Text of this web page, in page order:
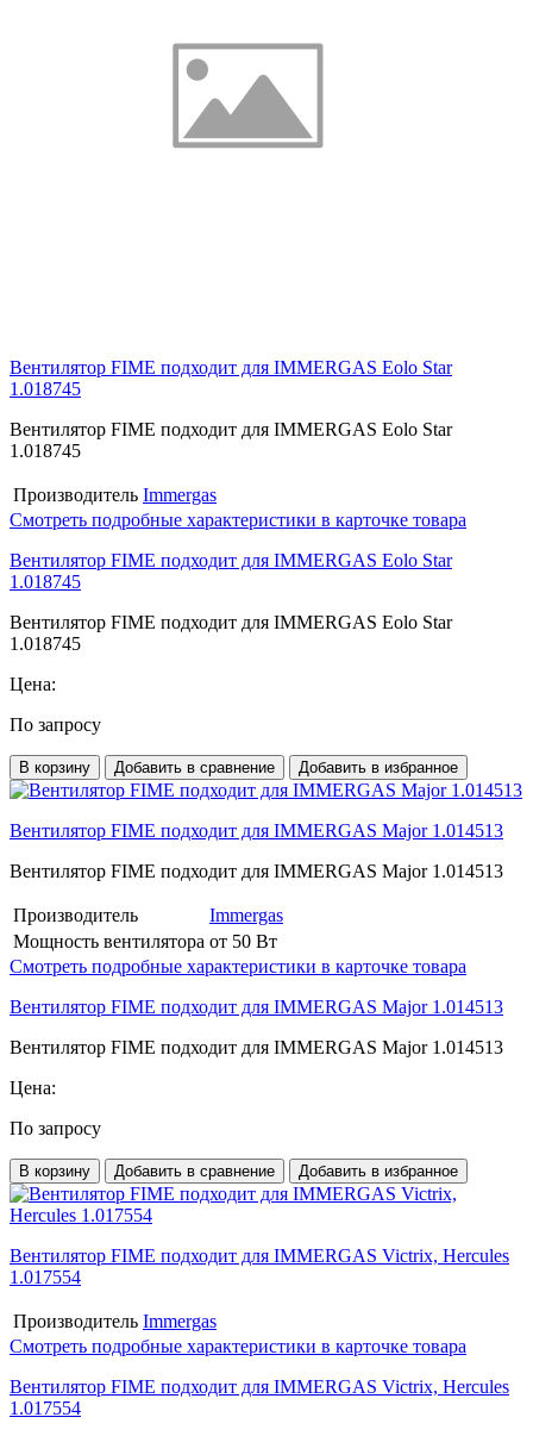
Вентилятор FIME подходит для IMMERGAS Eolo Star
1.018745
Вентилятор FIME подходит для IMMERGAS Eolo Star
1.018745
Производитель Immergas
Смотреть подробные характеристики в карточке товара
Вентилятор FIME подходит для IMMERGAS Eolo Star
1.018745
Вентилятор FIME подходит для IMMERGAS Eolo Star
1.018745
Цена:
По запросу
В корзину Добавить в сравнение Добавить в избранное
Вентилятор FIME подходит для IMMERGAS Major 1.014513
Вентилятор FIME подходит для IMMERGAS Major 1.014513
Производитель
Immergas
Мощность вентилятора от 50 Вт
Смотреть подробные характеристики в карточке товара
Вентилятор FIME подходит для IMMERGAS Major 1.014513
Вентилятор FIME подходит для IMMERGAS Major 1.014513
Цена:
По запросу
В корзину Добавить в сравнение Добавить в избранное
Вентилятор FIME подходит для IMMERGAS Victrix, Hercules
1.017554
Производитель Immergas
Смотреть подробные характеристики в карточке товара
Вентилятор FIME подходит для IMMERGAS Victrix, Hercules
1.017554